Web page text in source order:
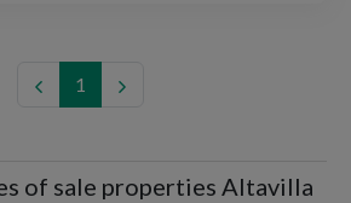
1
of sale properties Altavilla